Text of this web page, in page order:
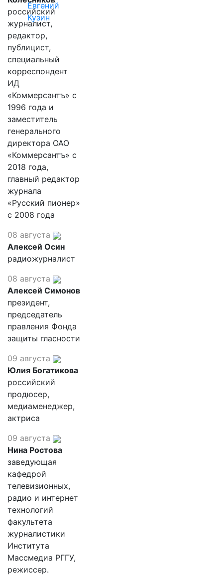
Евгений
Кузин
российский
журналист,
редактор,
публицист,
специальный
корреспондент
ИД
«Коммерсантъ» с
1996 года и
заместитель
генерального
директора ОАО
«Коммерсантъ» с
2018 года,
главный редактор
журнала
«Русский пионер»
с 2008 года
08 августа
Алексей Осин
радиожурналист
08 августа
Алексей Симонов
президент,
председатель
правления Фонда
защиты гласности
09 августа
Юлия Богатикова
российский
продюсер,
медиаменеджер,
актриса
09 августа
Нина Ростова
заведующая
кафедрой
телевизионных,
радио и интернет
технологий
факультета
журналистики
Института
Массмедиа РГГУ,
режиссер.